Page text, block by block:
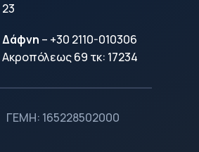
23
Δάφνη – +30 2110-010306
Ακροπόλεως 69 τκ: 17234
ΓΕΜΗ: 165228502000